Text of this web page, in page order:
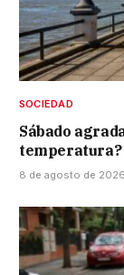
SOCIEDAD
Sábado
temperatura?
8 de agosto de 2026